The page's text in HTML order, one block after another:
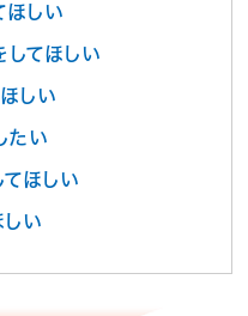
ほしい
てほしい
しい
たい
ほしい
い